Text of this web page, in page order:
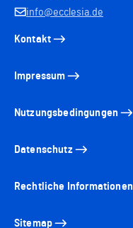
info@ecclesia.de
Kontakt
Impressum
Nutzungsbedingungen
Datenschutz
Rechtliche Informationen
Sitemap